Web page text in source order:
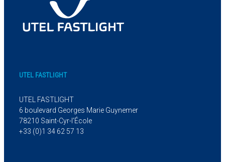
UTEL FASTLIGHT
UTEL FASTLIGHT
6 boulevard Georges Marie Guynemer
78210 Saint-Cyr-l’École
+33 (0)1 34 62 57 13